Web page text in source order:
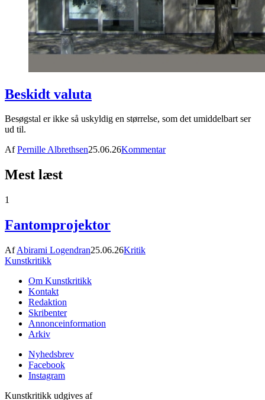
Beskidt valuta
Besøgstal er ikke så uskyldig en størrelse, som det umiddelbart ser
ud til.
AfPernille Albrethsen25.06.26Kommentar
Mest læst
1
Fantomprojektor
AfAbirami Logendran25.06.26Kritik
Kunstkritikk
Om Kunstkritikk
Kontakt
Redaktion
Skribenter
Annonceinformation
Arkiv
Nyhedsbrev
Facebook
Instagram
Kunstkritikk udgives af